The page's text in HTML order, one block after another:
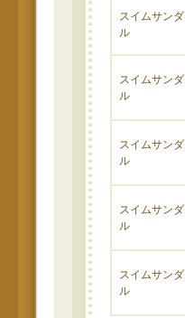
スイムサンダ
ル
スイムサンダ
ル
スイムサンダ
ル
スイムサンダ
ル
スイムサンダ
ル